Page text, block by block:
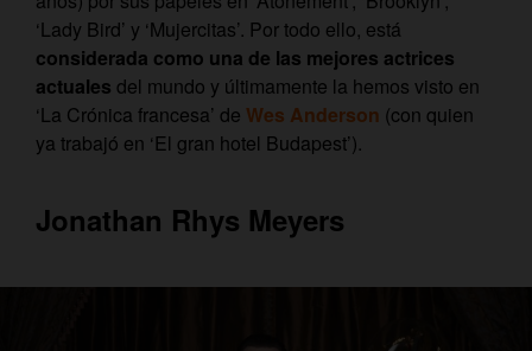
‘Lady Bird’ y ‘Mujercitas’. Por todo ello, está
considerada como una de las mejores actrices
actuales del mundo y últimamente la hemos visto en
‘La Crónica francesa’ de Wes Anderson (con quien
ya trabajó en ‘El gran hotel Budapest’).
Jonathan Rhys Meyers